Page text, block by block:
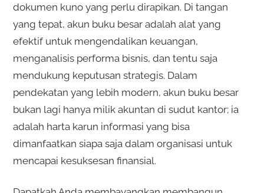
dokumen kuno yang perlu dirapikan. Di tangan
yang tepat, akun buku besar adalah alat yang
efektif untuk mengendalikan keuangan,
menganalisis performa bisnis, dan tentu saja
mendukung keputusan strategis. Dalam
pendekatan yang lebih modern, akun buku besar
bukan lagi hanya milik akuntan di sudut kantor; ia
adalah harta karun informasi yang bisa
dimanfaatkan siapa saja dalam organisasi untuk
mencapai kesuksesan finansial.